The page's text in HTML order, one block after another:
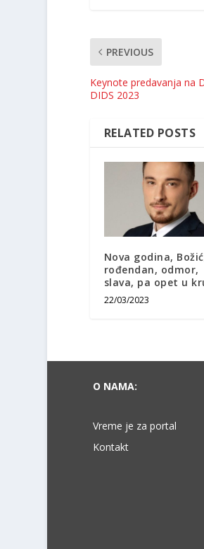
PREVIOUS
Keynote predavanja na
DIDS 2023
RELATED POSTS
Nova godina,
rođendan, odmor,
slava, pa opet u
22/03/2023
O NAMA:
Vreme je za portal
Kontakt